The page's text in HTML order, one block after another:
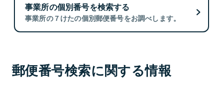
事業所の個別番号を検索する
事業所の７けたの個別郵便番号をお調べします。
郵便番号検索に関する情報